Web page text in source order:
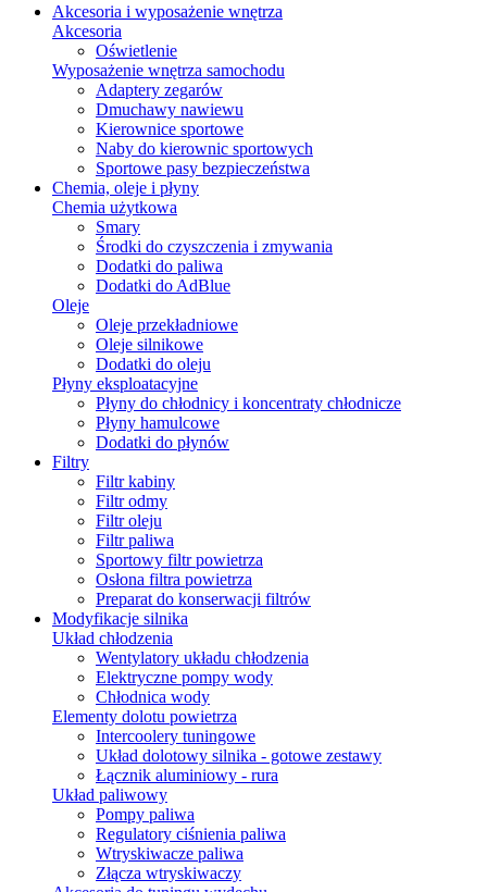
Akcesoria i wyposażenie wnętrza
Akcesoria
Oświetlenie
Wyposażenie wnętrza samochodu
Adaptery zegarów
Dmuchawy nawiewu
Kierownice sportowe
Naby do kierownic sportowych
Sportowe pasy bezpieczeństwa
Chemia, oleje i płyny
Chemia użytkowa
Smary
Środki do czyszczenia i zmywania
Dodatki do paliwa
Dodatki do AdBlue
Oleje
Oleje przekładniowe
Oleje silnikowe
Dodatki do oleju
Płyny eksploatacyjne
Płyny do chłodnicy i koncentraty chłodnicze
Płyny hamulcowe
Dodatki do płynów
Filtry
Filtr kabiny
Filtr odmy
Filtr oleju
Filtr paliwa
Sportowy filtr powietrza
Osłona filtra powietrza
Preparat do konserwacji filtrów
Modyfikacje silnika
Układ chłodzenia
Wentylatory układu chłodzenia
Elektryczne pompy wody
Chłodnica wody
Elementy dolotu powietrza
Intercoolery tuningowe
Układ dolotowy silnika - gotowe zestawy
Łącznik aluminiowy - rura
Układ paliwowy
Pompy paliwa
Regulatory ciśnienia paliwa
Wtryskiwacze paliwa
Złącza wtryskiwaczy